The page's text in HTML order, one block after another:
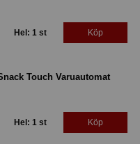
Hel: 1 st Köp
Touch Varuautomat
Hel: 1 st Köp